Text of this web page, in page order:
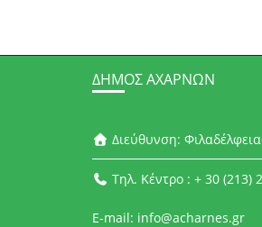
ΔΉΜΟΣ ΑΧΑΡΝΏΝ
Διεύθυνση:
Τηλ. Κέντρο : + 30 (213)
E-mail: info@acharnes.gr